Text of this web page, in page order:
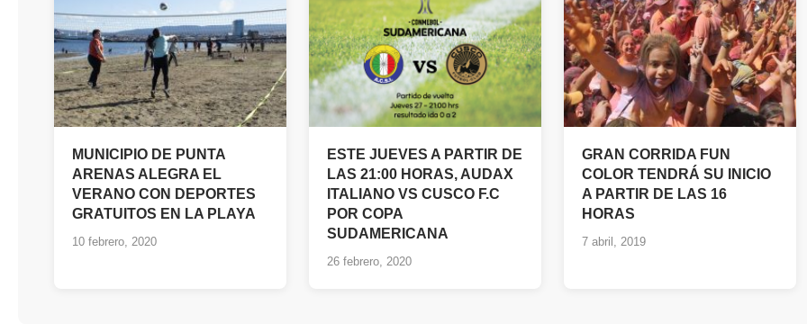
MUNICIPIO DE PUNTA
ARENAS ALEGRA EL
VERANO CON DEPORTES
GRATUITOS EN LA PLAYA
10 febrero, 2020
ESTE JUEVES A PARTIR DE
LAS 21:00 HORAS, AUDAX
ITALIANO VS CUSCO F.C
POR COPA
SUDAMERICANA
26 febrero, 2020
GRAN CORRIDA FUN
COLOR TENDRÁ SU INICIO
A PARTIR DE LAS 16
HORAS
7 abril, 2019